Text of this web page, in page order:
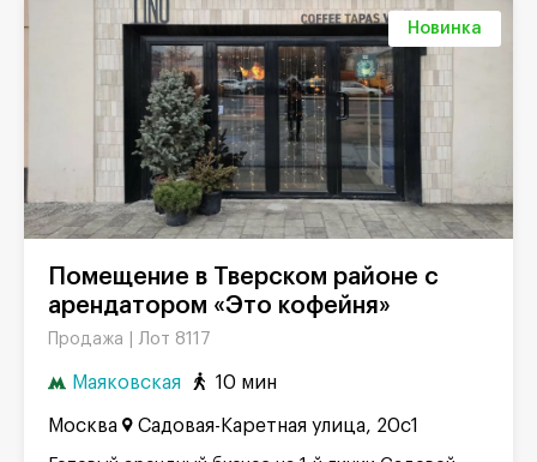
Новинка
арендатором «Это кофейня»
Продажа | Лот 8117
Маяковская 10 мин
Москва Садовая-Каретная улица, 20с1